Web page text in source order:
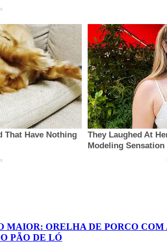
MAIOR: ORELHA DE PORCO
PÃO DE LÓ